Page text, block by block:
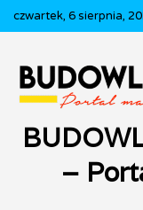
czwartek, 6 sierpnia,
–